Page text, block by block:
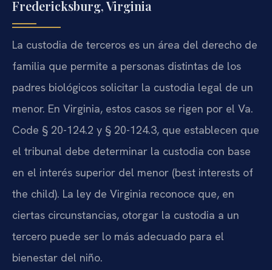
Fredericksburg, Virginia
La custodia de terceros es un área del derecho de
familia que permite a personas distintas de los
padres biológicos solicitar la custodia legal de un
menor. En Virginia, estos casos se rigen por el Va.
Code § 20-124.2 y § 20-124.3, que establecen que
el tribunal debe determinar la custodia con base
en el interés superior del menor (best interests of
the child). La ley de Virginia reconoce que, en
ciertas circunstancias, otorgar la custodia a un
tercero puede ser lo más adecuado para el
bienestar del niño.